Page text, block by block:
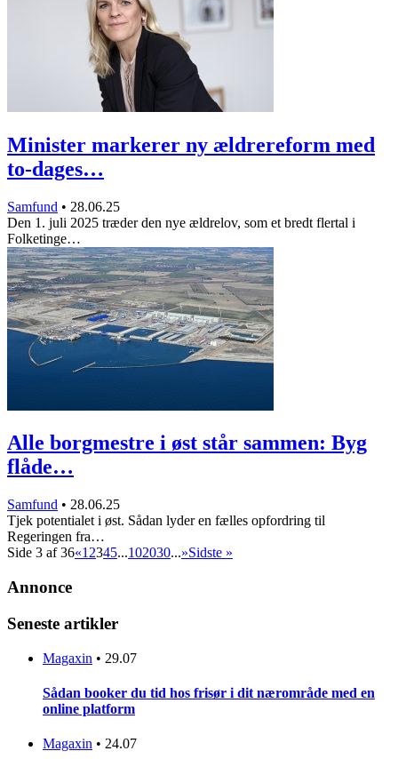
Minister markerer ny ældrereform med
to-dages…
Samfund • 28.06.25
Den 1. juli 2025 træder den nye ældrelov, som et bredt flertal i
Folketinge…
Alle borgmestre i øst står sammen: Byg
flåde…
Samfund • 28.06.25
Tjek potentialet i øst. Sådan lyder en fælles opfordring til
Regeringen fra…
Side 3 af 36«1 2345...102030...»Sidste »
Annonce
Seneste artikler
Magaxin • 29.07
Sådan booker du tid hos frisør i dit nærområde med en
online platform
Magaxin • 24.07